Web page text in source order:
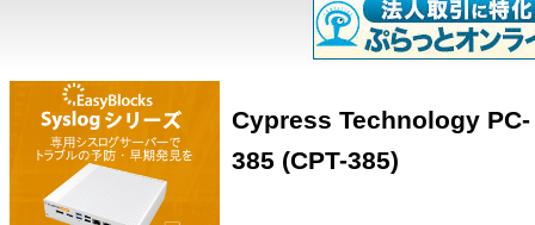
Cypress Technology
385 (CPT-385)